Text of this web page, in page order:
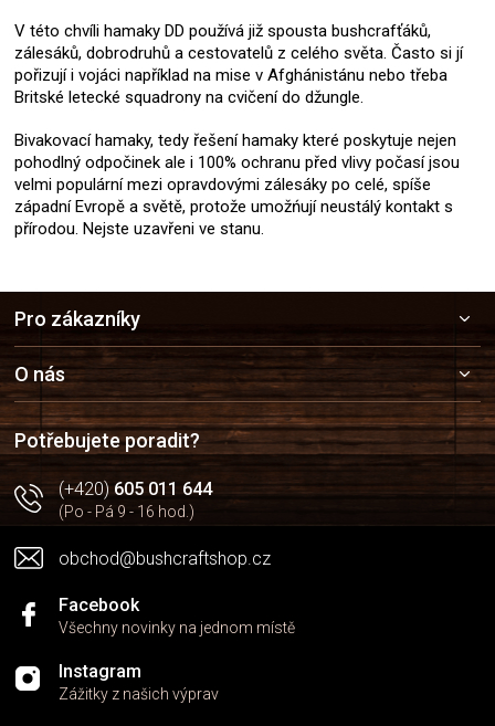
V této chvíli hamaky DD používá již spousta bushcrafťáků,
zálesáků, dobrodruhů a cestovatelů z celého světa. Často si jí
pořizují i vojáci například na mise v Afghánistánu nebo třeba
Britské letecké squadrony na cvičení do džungle.
Bivakovací hamaky, tedy řešení hamaky které poskytuje nejen
pohodlný odpočinek ale i 100% ochranu před vlivy počasí jsou
velmi populární mezi opravdovými zálesáky po celé, spíše
západní Evropě a světě, protože umožńují neustálý kontakt s
přírodou. Nejste uzavřeni ve stanu.
a
t
í
Pro zákazníky
O nás
Potřebujete poradit?
(+420)605 011 644
(Po - Pá 9 - 16 hod.)
obchod@bushcraftshop.cz
Facebook
Všechny novinky na jednom místě
Instagram
Zážitky z našich výprav